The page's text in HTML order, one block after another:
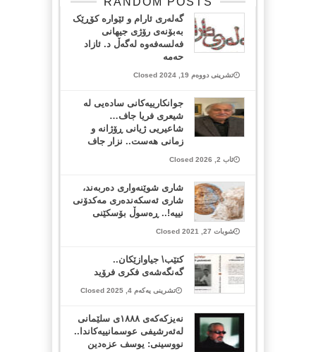
گەلەری ئارام و ئێوارە کۆڕێک
بەبۆنەی رۆژی جیهانی
فەلسەفەوە لەگەڵ د. ئازاد
حەمە
تشرینی دووەم 19, 2024 Closed
جوانکارییەکانی سادەیی لە
شیعری فریا جاف…
شاعیریی ژیانی ڕۆژانە و
زمانی هەست.. نزار جاف
ئاب 2, 2026 Closed
شاری شوێنه‌واری ده‌ربه‌ند،
شاری ئه‌سكه‌نده‌ری مه‌كدۆنی
نییه‌!.. ڕه‌سوڵ بۆسكێنی
شوبات 27, 2021 Closed
کتێب\ جیاوازێکان..
گەنگەشەی فکری فرۆید
تشرینی یەکەم 4, 2025 Closed
نەیزکەکەی ١٨٨٨ی سلێمانی
لەئەرشیفی عوسمانییەکاندا..
نووسینی: یوسف عزەدین